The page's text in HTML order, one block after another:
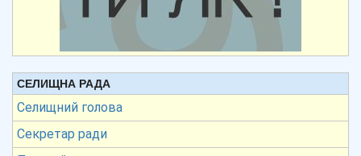
СЕЛИЩНА РАДА
Селищний голова
Секретар ради